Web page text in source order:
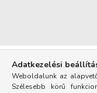
Adatkezelési
Weboldalunk az
Szélesebb körű